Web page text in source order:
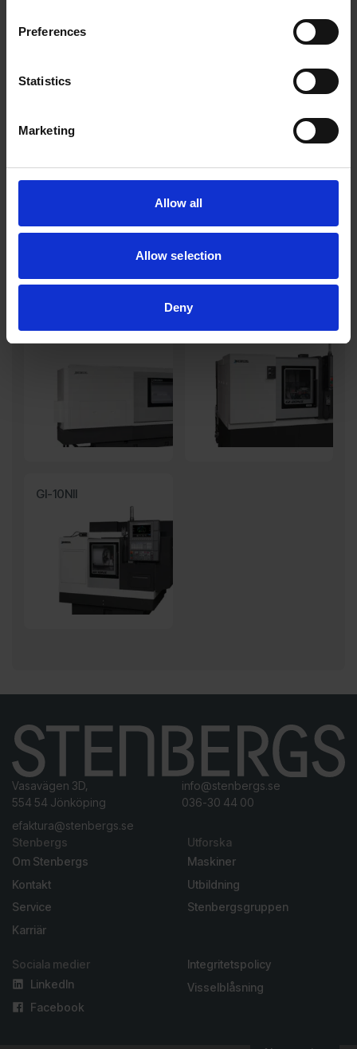
Preferences
Statistics
Marketing
Allow all
Allow selection
Deny
GI-10NII
Vasavägen 3D,
554 54 Jönköping
info@stenbergs.se
036-30 44 00
efaktura@stenbergs.se
Stenbergs
Om Stenbergs
Kontakt
Service
Karriär
Utforska
Maskiner
Utbildning
Stenbergsgruppen
Sociala medier
LinkedIn
Facebook
Integritetspolicy
Visselblåsning